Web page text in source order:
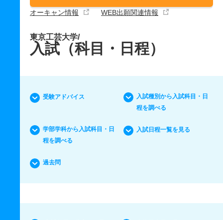
オーキャン情報 WEB出願関連情報
東京工芸大学/
入試（科目・日程）
受験アドバイス
入試種別から入試科目・日
程を調べる
学部学科から入試科目・日
程を調べる
入試日程一覧を見る
過去問